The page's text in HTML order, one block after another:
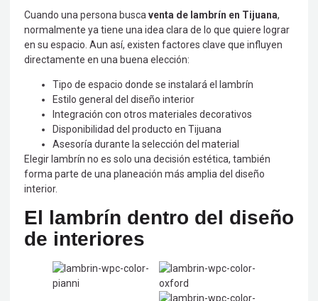
Cuando una persona busca venta de lambrín en Tijuana,
normalmente ya tiene una idea clara de lo que quiere lograr
en su espacio. Aun así, existen factores clave que influyen
directamente en una buena elección:
Tipo de espacio donde se instalará el lambrín
Estilo general del diseño interior
Integración con otros materiales decorativos
Disponibilidad del producto en Tijuana
Asesoría durante la selección del material
Elegir lambrín no es solo una decisión estética, también
forma parte de una planeación más amplia del diseño
interior.
El lambrín dentro del diseño
de interiores